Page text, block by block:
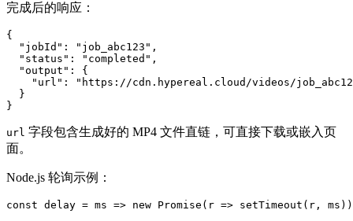
完成后的响应：
{
  "jobId": "job_abc123",
  "status": "completed",
  "output": {
"url": "https://cdn.hypereal.cloud/videos/
  }
url 字段包含生成好的 MP4 文件直链，可直接下载或嵌入页
面。
Node.js 轮询示例：
const delay = ms => new Promise(r => setTimeout(r,